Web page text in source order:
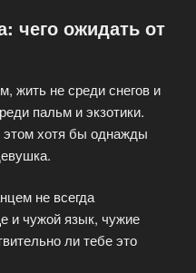
чего ожидать от
жить не среди снегов и
пальм и экзотики.
этом хотя бы однажды
не всегда
и чужой язык, чужие
ли тебе это